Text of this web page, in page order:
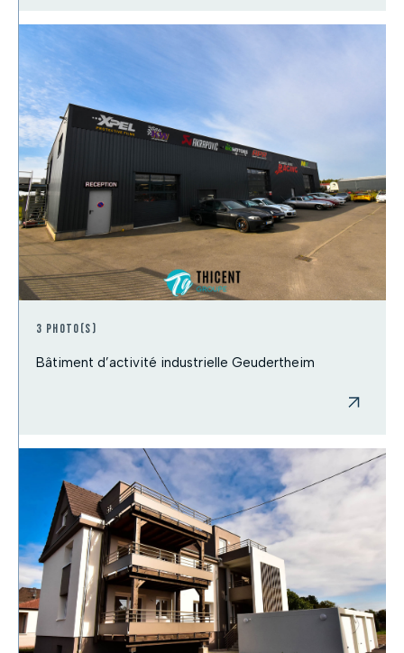
3 photo(s)
Bâtiment d’activité industrielle Geudertheim